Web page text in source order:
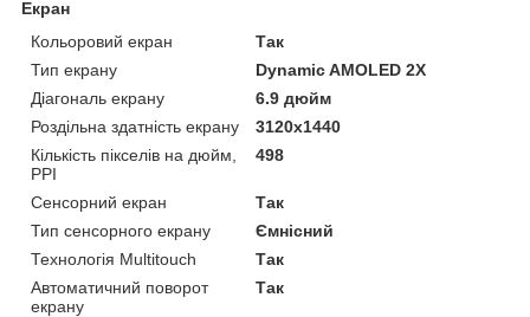
Екран
Кольоровий екран
Так
Тип екрану
Dynamic AMOLED 2X
Діагональ екрану
6.9 дюйм
Роздільна здатність екрану
3120x1440
Кількість пікселів на дюйм,
PPI
498
Сенсорний екран
Так
Тип сенсорного екрану
Ємнісний
Технологія Multitouch
Так
Автоматичний поворот
екрану
Так